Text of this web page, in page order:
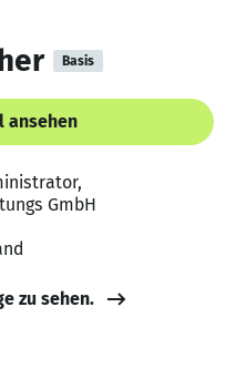
Basis
ansehen
GmbH
zu sehen.